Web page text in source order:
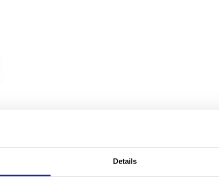
Details